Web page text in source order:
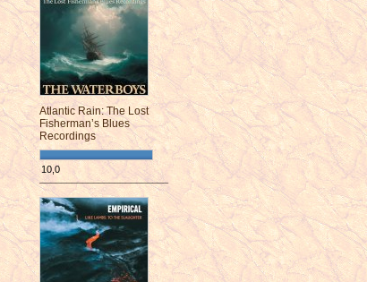
Atlantic Rain: The Lost
Fisherman’s Blues
Recordings
10,0
¯¯¯¯¯¯¯¯¯¯¯¯¯¯¯¯¯¯¯¯¯¯¯¯